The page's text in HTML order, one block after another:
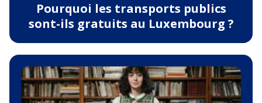
Pourquoi les transports publics
sont-ils gratuits au Luxembourg ?